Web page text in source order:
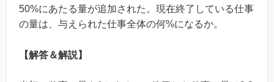
50%にあたる量が追加された。現在終了している仕事
の量は、与えられた仕事全体の何%になるか。
【解答＆解説】